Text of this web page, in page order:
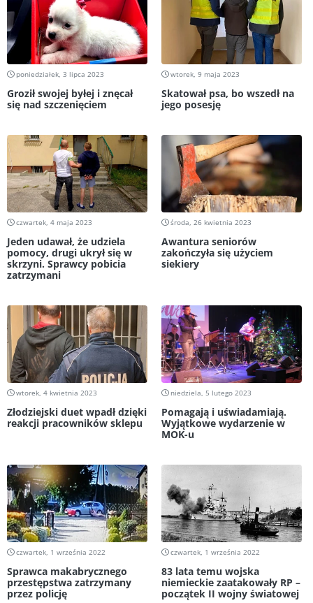
poniedziałek, 3 lipca 2023
Groził swojej byłej i znęcał
się nad szczenięciem
wtorek, 9 maja 2023
Skatował psa, bo wszedł na
jego posesję
czwartek, 4 maja 2023
Jeden udawał, że udziela
pomocy, drugi ukrył się w
skrzyni. Sprawcy pobicia
zatrzymani
środa, 26 kwietnia 2023
Awantura seniorów
zakończyła się użyciem
siekiery
wtorek, 4 kwietnia 2023
Złodziejski duet wpadł dzięki
reakcji pracowników sklepu
niedziela, 5 lutego 2023
Pomagają i uświadamiają.
Wyjątkowe wydarzenie w
MOK-u
czwartek, 1 września 2022
Sprawca makabrycznego
przestępstwa zatrzymany
przez policję
czwartek, 1 września 2022
83 lata temu wojska
niemieckie zaatakowały RP –
początek II wojny światowej